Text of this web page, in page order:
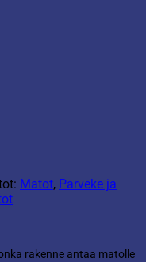
Matot, Parveke ja
rakenne antaa matolle